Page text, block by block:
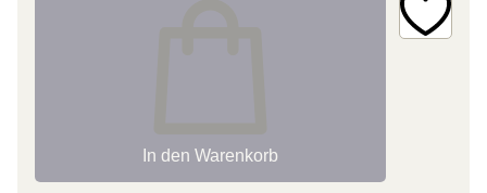
In den Warenkorb